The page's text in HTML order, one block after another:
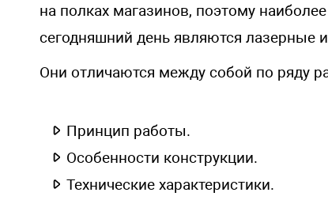
на полках магазинов, поэтому
сегодняшний день являются лазерные
Они отличаются между собой по ряду
Принцип работы.
Особенности конструкции.
Технические характеристики.